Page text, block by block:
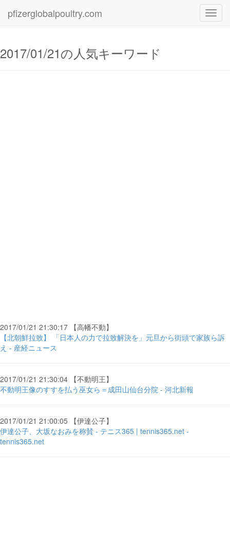
pfizerglobalpoultry.com
2017/01/21の人気キーワード
2017/01/21 21:30:17 【高幡不動】
【北朝鮮拉致】 「日本人の力で拉致解決を」元旦から街頭で家族ら訴
え - 産経ニュース
2017/01/21 21:30:04 【不動明王】
不動明王像のすすを払う巫女ら＝成田山仙台分院 - 河北新報
2017/01/21 21:00:05 【伊達公子】
伊達公子、大坂なおみを称賛 - テニス365 | tennis365.net -
tennis365.net